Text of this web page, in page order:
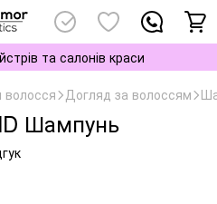
та салонів краси
волосся Догляд за волоссям
Шампунь